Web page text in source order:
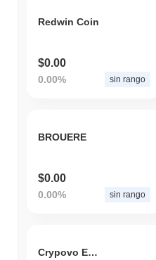
Redwin Coin
$0.00
0.00% sin rango
BROUERE
$0.00
0.00% sin rango
Crypovo Ecosystem